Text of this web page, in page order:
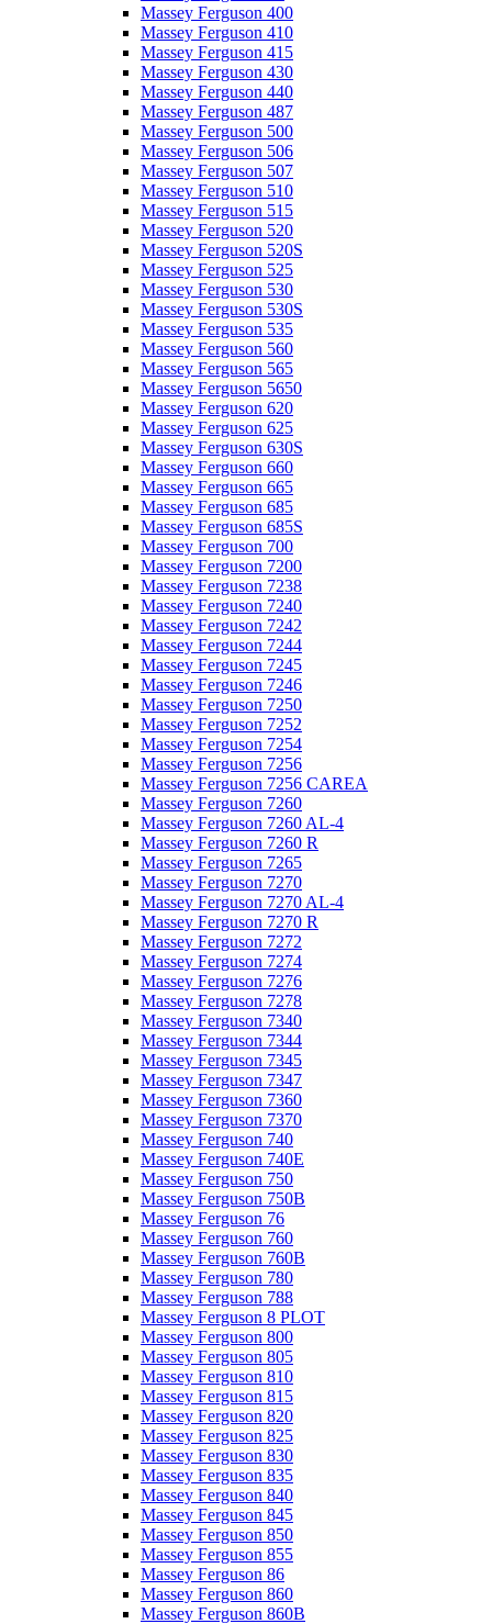
Massey Ferguson 400
Massey Ferguson 410
Massey Ferguson 415
Massey Ferguson 430
Massey Ferguson 440
Massey Ferguson 487
Massey Ferguson 500
Massey Ferguson 506
Massey Ferguson 507
Massey Ferguson 510
Massey Ferguson 515
Massey Ferguson 520
Massey Ferguson 520S
Massey Ferguson 525
Massey Ferguson 530
Massey Ferguson 530S
Massey Ferguson 535
Massey Ferguson 560
Massey Ferguson 565
Massey Ferguson 5650
Massey Ferguson 620
Massey Ferguson 625
Massey Ferguson 630S
Massey Ferguson 660
Massey Ferguson 665
Massey Ferguson 685
Massey Ferguson 685S
Massey Ferguson 700
Massey Ferguson 7200
Massey Ferguson 7238
Massey Ferguson 7240
Massey Ferguson 7242
Massey Ferguson 7244
Massey Ferguson 7245
Massey Ferguson 7246
Massey Ferguson 7250
Massey Ferguson 7252
Massey Ferguson 7254
Massey Ferguson 7256
Massey Ferguson 7256 CAREA
Massey Ferguson 7260
Massey Ferguson 7260 AL-4
Massey Ferguson 7260 R
Massey Ferguson 7265
Massey Ferguson 7270
Massey Ferguson 7270 AL-4
Massey Ferguson 7270 R
Massey Ferguson 7272
Massey Ferguson 7274
Massey Ferguson 7276
Massey Ferguson 7278
Massey Ferguson 7340
Massey Ferguson 7344
Massey Ferguson 7345
Massey Ferguson 7347
Massey Ferguson 7360
Massey Ferguson 7370
Massey Ferguson 740
Massey Ferguson 740E
Massey Ferguson 750
Massey Ferguson 750B
Massey Ferguson 76
Massey Ferguson 760
Massey Ferguson 760B
Massey Ferguson 780
Massey Ferguson 788
Massey Ferguson 8 PLOT
Massey Ferguson 800
Massey Ferguson 805
Massey Ferguson 810
Massey Ferguson 815
Massey Ferguson 820
Massey Ferguson 825
Massey Ferguson 830
Massey Ferguson 835
Massey Ferguson 840
Massey Ferguson 845
Massey Ferguson 850
Massey Ferguson 855
Massey Ferguson 86
Massey Ferguson 860
Massey Ferguson 860B